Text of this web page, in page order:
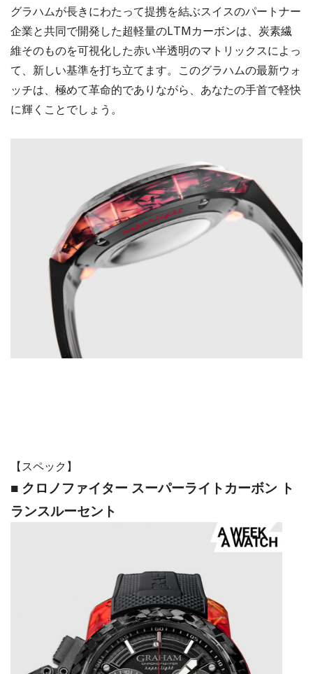
グラハムが長きにわたって提携を結ぶスイスのパートナー
企業と共同で開発した超軽量のLTMカーボンは、炭素繊
維そのものを可視化した赤い半透明のマトリックスによっ
て、新しい基準を打ち立てます。このグラハムの最新ウォ
ッチは、極めて革命的でありながら、あなたの手首で軽快
に輝くことでしょう。
【スペック】
■ クロノファイター スーパーライトカーボン ト
ランスルーセント